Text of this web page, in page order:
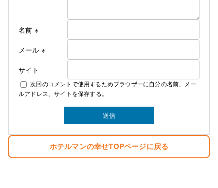
名前 ※
メール ※
サイト
次回のコメントで使用するためブラウザーに自分の名前、メー
ルアドレス、サイトを保存する。
ホテルマンの幸せTOPページに戻る